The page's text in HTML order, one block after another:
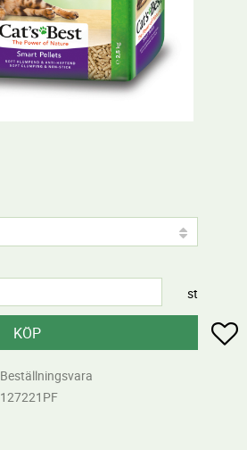
st
KÖP
Beställningsvara
127221PF